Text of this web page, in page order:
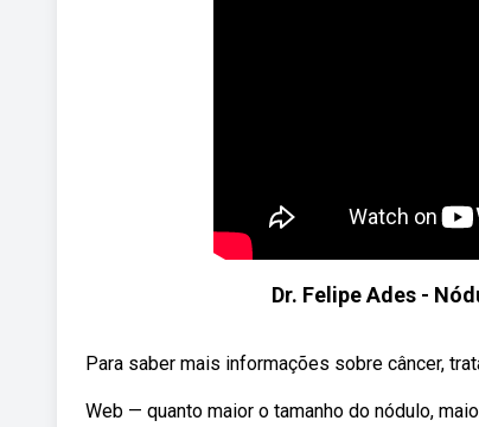
Dr. Felipe Ades -
Para saber mais informações sobre câncer,
Web — quanto maior o tamanho do nódulo,